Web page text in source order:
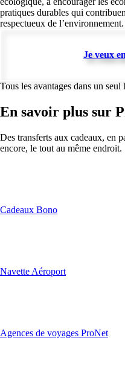
pratiques durables qui
respectueux de l’environnement.
Je veux
Tous les avantages dans un seul
En savoir plus sur
Des transferts aux cadeaux, en
encore, le tout au même endroit.
Cadeaux Bono
Navette Aéroport
Agences de voyages ProNet